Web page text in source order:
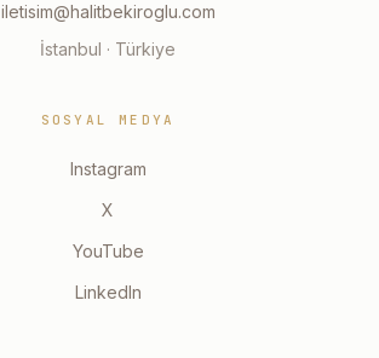
iletisim@halitbekiroglu.com
İstanbul · Türkiye
SOSYAL MEDYA
Instagram
X
YouTube
LinkedIn